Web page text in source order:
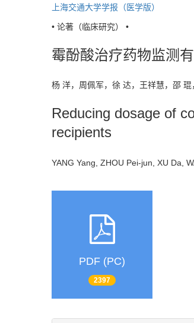
上海交通大学学报（医学版）
• 论著（临床研究） •
霉酚酸治疗药物监测
杨 洋，周佩军，徐 达，王祥慧，邵
Reducing dosage of
recipients
YANG Yang, ZHOU Pei-jun, XU Da,
PDF (PC)
2397